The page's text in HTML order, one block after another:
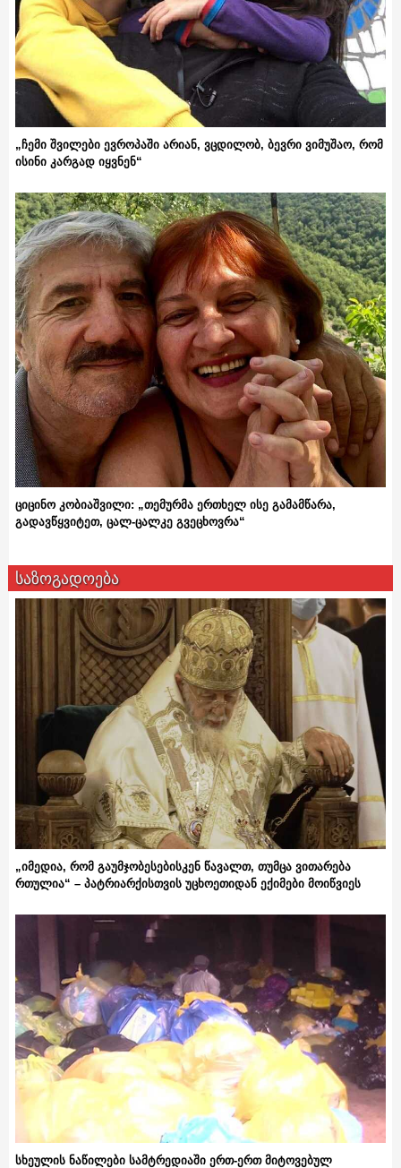
„ჩემი შვილები ევროპაში არიან, ვცდილობ, ბევრი ვიმუშაო, რომ
ისინი კარგად იყვნენ“
ციცინო კობიაშვილი: „თემურმა ერთხელ ისე გამამწარა,
გადავწყვიტეთ, ცალ-ცალკე გვეცხოვრა“
საზოგადოება
„იმედია, რომ გაუმჯობესებისკენ წავალთ, თუმცა ვითარება
რთულია“ – პატრიარქისთვის უცხოეთიდან ექიმები მოიწვიეს
სხეულის ნაწილები სამტრედიაში ერთ-ერთ მიტოვებულ